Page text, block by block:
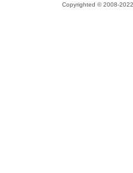
Copyrighted © 2008-